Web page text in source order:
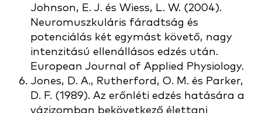
Johnson, E. J. és Wiess, L. W. (2004).
Neuromuszkuláris fáradtság és
potenciálás két egymást követő, nagy
intenzitású ellenállásos edzés után.
European Journal of Applied Physiology.
Jones, D. A., Rutherford, O. M. és Parker,
D. F. (1989). Az erőnléti edzés hatására a
vázizomban bekövetkező élettani